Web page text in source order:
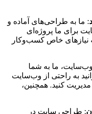
: ما به طراحی‌های آماده و
برای ما پروژه‌ای
نیازهای خاص کسب‌وکار
وب‌سایت، ما به شما
به راحتی از وب‌سایت
کنید. همچنین،
: طراحی سایت در